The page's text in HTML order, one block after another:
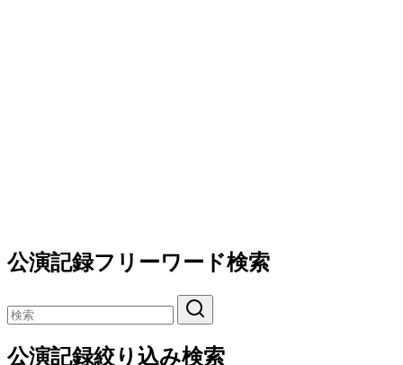
公演記録フリーワード検索
公演記録絞り込み検索